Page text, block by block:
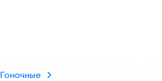
Гоночные